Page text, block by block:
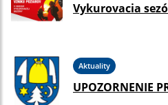
Vykurovacia
Aktuality
UPOZORNENIE